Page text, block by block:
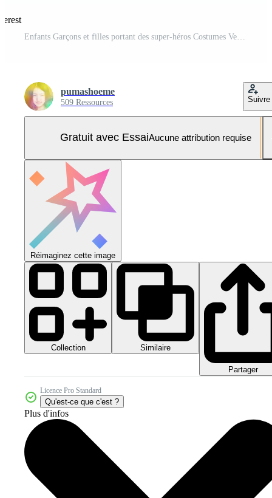
pumashoeme
509 Ressources Suivre
Gratuit avec EssaiAucune attribution requise
Réimaginez cette image
Collection Similaire
Partager
Licence Pro Standard
Qu'est-ce que c'est ?
Plus d'infos